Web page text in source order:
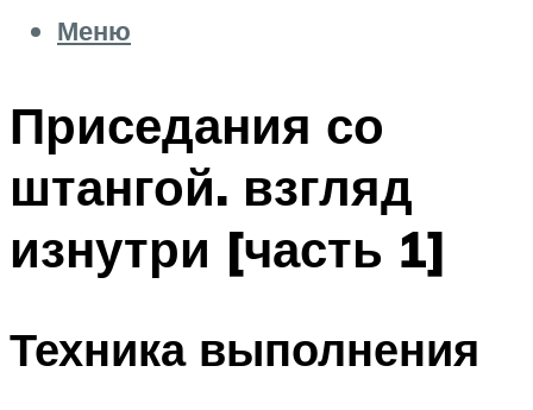
Меню
Приседания со
штангой. взгляд
изнутри [часть 1]
Техника выполнения